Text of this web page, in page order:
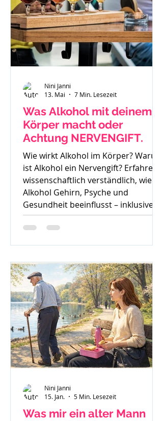
Was Alkohol mit deinem
Körper macht oder
Achtung NERVENGIFT.
Wie wirkt Alkohol im Körper? Warum
ist Alkohol ein Nervengift? Erfahre
wissenschaftlich verständlich, wie
Alkohol Gehirn, Psyche und
Gesundheit beeinflusst – inklusive
Sucht, Craving und Trinkertypen
nach Jellinek.
Nini Janni
13. Mai
7 Min. Lesezeit
Was mir ein alter Mann
Nini Janni
15. Jan.
5 Min. Lesezeit